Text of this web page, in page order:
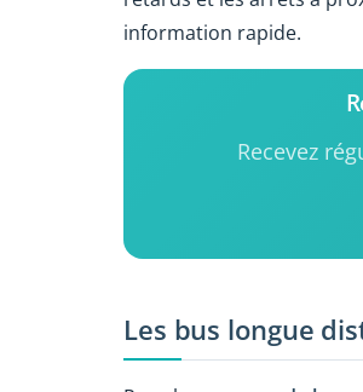
information rapide.
Recevez
Les bus longue